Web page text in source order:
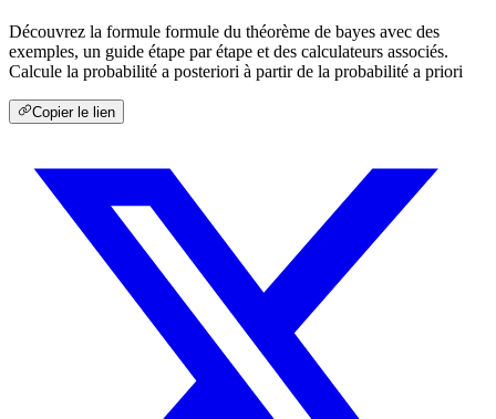
Découvrez la formule formule du théorème de bayes avec des
exemples, un guide étape par étape et des calculateurs associés.
Calcule la probabilité a posteriori à partir de la probabilité a priori
Copier le lien